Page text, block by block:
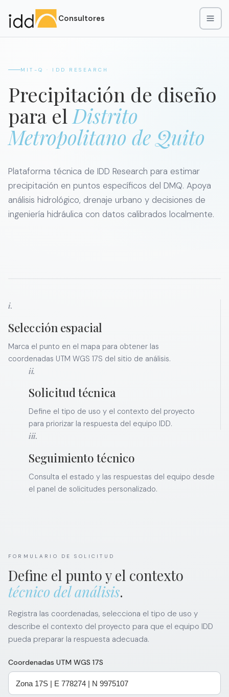
Consultores
MIT-Q · IDD RESEARCH
Precipitación de diseño
para el Distrito
Metropolitano de Quito
Plataforma técnica de IDD Research para estimar
precipitación en puntos específicos del DMQ. Apoya
análisis hidrológico, drenaje urbano y decisiones de
ingeniería hidráulica con datos calibrados localmente.
i.
Selección espacial
Marca el punto en el mapa para obtener las
coordenadas UTM WGS 17S del sitio de análisis.
ii.
Solicitud técnica
Define el tipo de uso y el contexto del proyecto
para priorizar la respuesta del equipo IDD.
iii.
Seguimiento técnico
Consulta el estado y las respuestas del equipo desde
el panel de solicitudes personalizado.
FORMULARIO DE SOLICITUD
Define el punto y el contexto
técnico del análisis.
Registra las coordenadas, selecciona el tipo de uso y
describe el contexto del proyecto para que el equipo IDD
pueda preparar la respuesta adecuada.
Coordenadas UTM WGS 17S